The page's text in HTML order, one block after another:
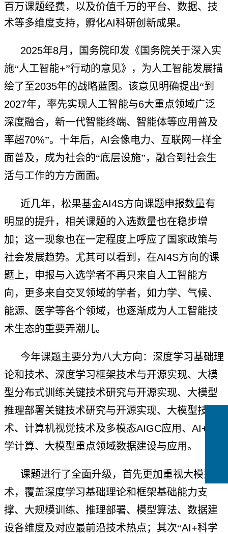
百万课题经费，以及价值千万的平台、数据、技
术等多维度支持，孵化AI科研创新成果。
2025年8月，国务院印发《国务院关于深入实
施“人工智能+”行动的意见》，为人工智能发展描
绘了至2035年的战略蓝图。该意见明确提出“到
2027年，率先实现人工智能与6大重点领域广泛
深度融合，新一代智能终端、智能体等应用普及
率超70%”。十年后， AI会像电力、互联网一样全
面普及，成为社会的“底层设施”，融合到社会生
活与工作的方方面面。
近几年，松果基金AI4S方向课题申报数量有
明显的提升，相关课题的入选数量也在稳步增
加；这一现象也在一定程度上呼应了国家政策与
社会发展趋势。尤其可以看到，在AI4S方向的课
题上，申报与入选学者不再只来自人工智能方
向，更多来自交叉领域的学者，如力学、气候、
能源、医学等各个领域，也逐渐成为人工智能技
术生态的重要弄潮儿。
今年课题主要分为八大方向：深度学习基础理
论和技术、深度学习框架技术与开源实现、大模
型分布式训练关键技术研究与开源实现、大模型
推理部署关键技术研究与开源实现、大模型技
术、计算机视觉技术及多模态AIGC应用、 AI+
学计算、大模型重点领域数据建设与应用。
课题进行了全面升级，首先更加重视大模型技
术，覆盖深度学习基础理论和框架基础能力支
撑、大规模训练、推理部署、模型算法、数据建
设各维度及对应最前沿技术热点；其次“AI+科学